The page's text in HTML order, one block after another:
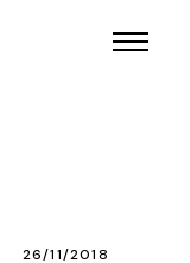
26/11/2018